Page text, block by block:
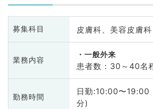
募集科目 皮膚科、美容皮膚科
業務内容
一般外来
患者数：30～40名
勤務時間
日勤:10:00〜19:00
分)